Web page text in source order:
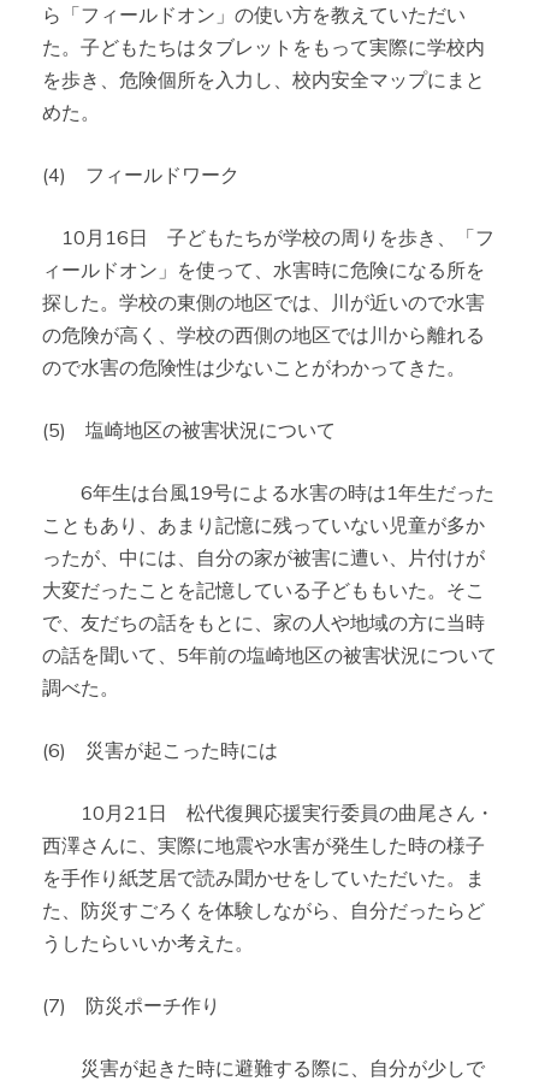
ら「フィールドオン」の使い方を教えていただい
た。子どもたちはタブレットをもって実際に学校内
を歩き、危険個所を入力し、校内安全マップにまと
めた。
(4) フィールドワーク
10月16日 子どもたちが学校の周りを歩き、「フ
ィールドオン」を使って、水害時に危険になる所を
探した。学校の東側の地区では、川が近いので水害
の危険が高く、学校の西側の地区では川から離れる
ので水害の危険性は少ないことがわかってきた。
(5) 塩崎地区の被害状況について
6年生は台風19号による水害の時は1年生だった
こともあり、あまり記憶に残っていない児童が多か
ったが、中には、自分の家が被害に遭い、片付けが
大変だったことを記憶している子どももいた。そこ
で、友だちの話をもとに、家の人や地域の方に当時
の話を聞いて、5年前の塩崎地区の被害状況について
調べた。
(6) 災害が起こった時には
10月21日 松代復興応援実行委員の曲尾さん・
西澤さんに、実際に地震や水害が発生した時の様子
を手作り紙芝居で読み聞かせをしていただいた。ま
た、防災すごろくを体験しながら、自分だったらど
うしたらいいか考えた。
(7) 防災ポーチ作り
災害が起きた時に避難する際に、自分が少しで